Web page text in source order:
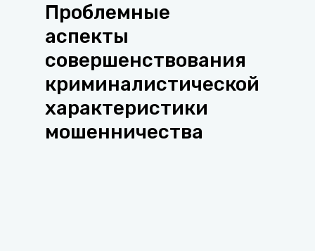
Проблемные
аспекты
совершенствования
криминалистической
характеристики
мошенничества